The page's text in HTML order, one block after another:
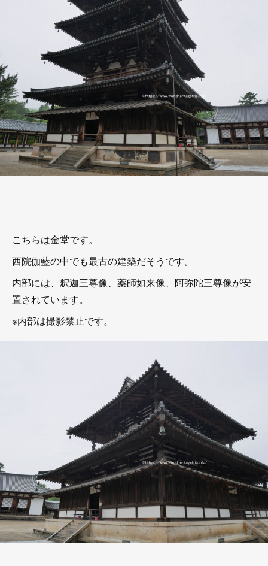
こちらは金堂です。
西院伽藍の中でも最古の建築だそうです。
内部には、釈迦三尊像、薬師如来像、阿弥陀三尊像が安
置されています。
※内部は撮影禁止です。